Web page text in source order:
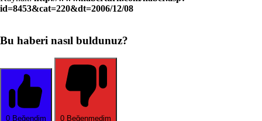
id=8453&cat=220&dt=2006/12/08
Bu haberi nasıl buldunuz?
0 Beğendim 0 Beğenmedim